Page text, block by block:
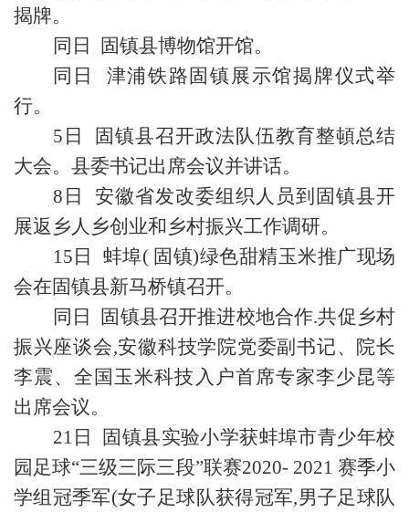
揭牌。
同日 固镇县博物馆开馆。
同日 津浦铁路固镇展示馆揭牌仪式举
行。
5日 固镇县召开政法队伍教育整頓总结
大会。县委书记出席会议并讲话。
8日 安徽省发改委组织人员到固镇县开
展返乡人乡创业和乡村振兴工作调研。
15日 蚌埠( 固镇)绿色甜精玉米推广现场
会在固镇县新马桥镇召开。
同日 固镇县召开推进校地合作.共促乡村
振兴座谈会,安徽科技学院党委副书记、院长
李震、全国玉米科技入户首席专家李少昆等
出席会议。
21日 固镇县实验小学获蚌埠市青少年校
园足球“三级三际三段”联赛2020- 2021 赛季小
学组冠季军(女子足球队获得冠军,男子足球队